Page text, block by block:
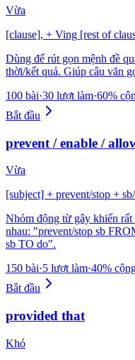
Vừa
[clause], + Ving [rest of
Dùng để rút gọn mệnh đề
thời/kết quả. Giúp câu văn
100 bài·30 lượt làm·60%
Bắt đầu
prevent / enable /
Vừa
[subject] + prevent/stop +
Nhóm động từ gây khiến
nhau: "prevent/stop sb
sb TO do".
150 bài·5 lượt làm·40%
Bắt đầu
provided that
Khó